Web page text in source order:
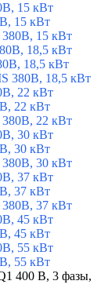
15 кВт
15 кВт
15 кВт
18,5 кВт
18,5 кВт
380В, 18,5 кВт
22 кВт
22 кВт
22 кВт
30 кВт
30 кВт
30 кВт
37 кВт
37 кВт
37 кВт
45 кВт
45 кВт
55 кВт
55 кВт
400 В, 3 фазы,